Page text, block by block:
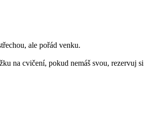
ale pořád venku.
na cvičení, pokud nemáš svou, rezervuj